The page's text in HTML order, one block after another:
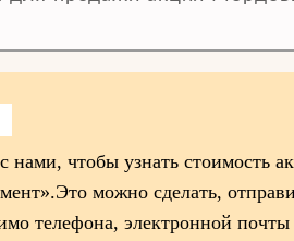
нами, чтобы узнать стоимость
можно сделать,
телефона, электронной